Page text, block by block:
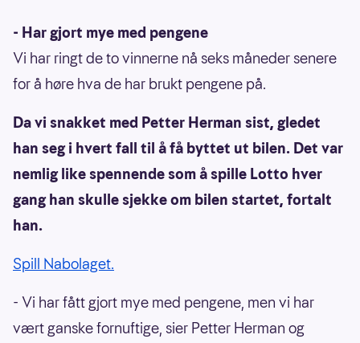
- Har gjort mye med pengene
Vi har ringt de to vinnerne nå seks måneder senere
for å høre hva de har brukt pengene på.
Da vi snakket med Petter Herman sist, gledet
han seg i hvert fall til å få byttet ut bilen. Det var
nemlig like spennende som å spille Lotto hver
gang han skulle sjekke om bilen startet, fortalt
han.
Spill Nabolaget.
- Vi har fått gjort mye med pengene, men vi har
vært ganske fornuftige, sier Petter Herman og